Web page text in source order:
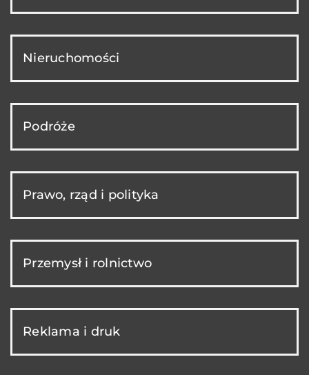
Nieruchomości
Podróże
Prawo, rząd i polityka
Przemysł i rolnictwo
Reklama i druk